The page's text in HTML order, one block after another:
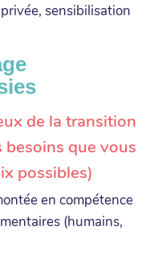
sensibilisation
de la transition
que vous
possibles)
en compétence
(humains,